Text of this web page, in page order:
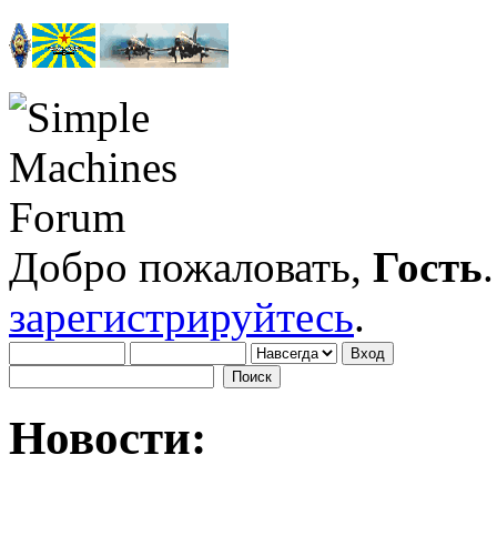
Добро пожаловать, Гость
зарегистрируйтесь.
Новости: